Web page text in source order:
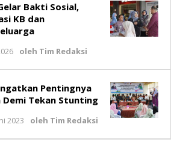
Bakti Sosial,
KB dan
oleh Tim Redaksi
Pentingnya
Demi Tekan Stunting
2023 oleh Tim Redaksi